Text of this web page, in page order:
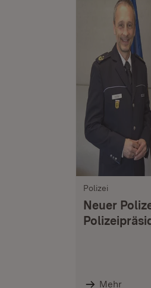
Polizei
Neuer
Mehr